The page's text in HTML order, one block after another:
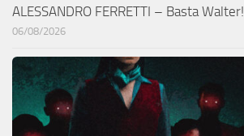
ALESSANDRO FERRETTI – Basta Walter!
06/08/2026